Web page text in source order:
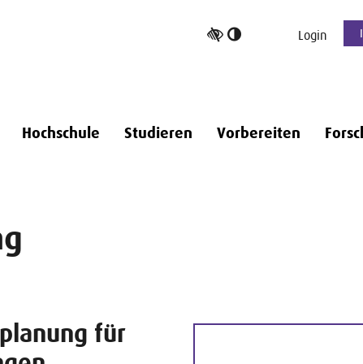
Login
Hochschule Studieren Vorbereiten
für